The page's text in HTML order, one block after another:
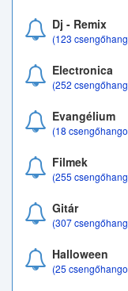
Dj - Remix
(123
Electronica
(252
Evangélium
(18
Filmek
(255
Gitár
(307
Halloween
(25